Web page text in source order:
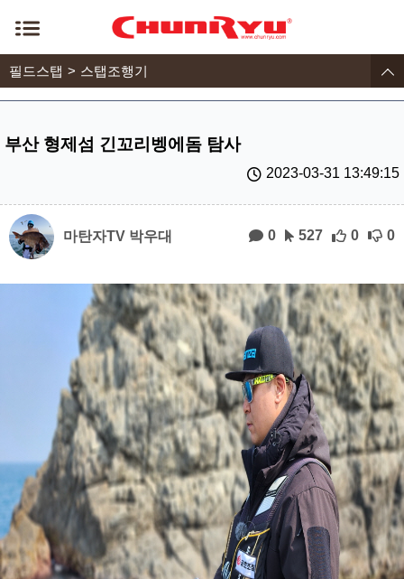
필드스탭 스탭조행기
부산 형제섬 긴꼬리벵에돔 탐사
2023-03-31 13:49:15
마탄자TV 박우대 0 527 0 0